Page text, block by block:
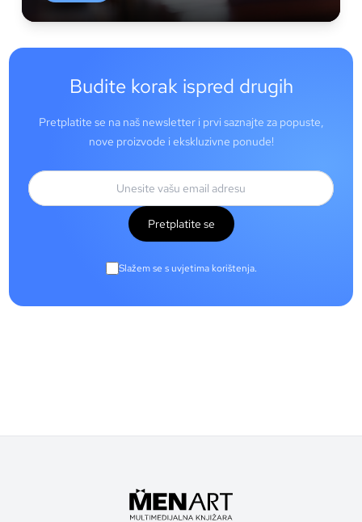
Budite korak ispred drugih
Pretplatite se na naš newsletter i prvi saznajte za popuste,
nove proizvode i ekskluzivne ponude!
Pretplatite se
Slažem se s uvjetima korištenja.